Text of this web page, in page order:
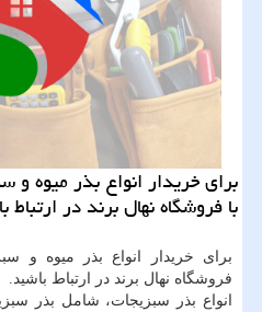
برای خریدار انواع بذر میوه و
با فروشگاه نهال برند در ارتباط
برای خریدار انواع بذر میوه و
فروشگاه نهال برند در ارتباط
انواع بذر سبزیجات، شامل بذر